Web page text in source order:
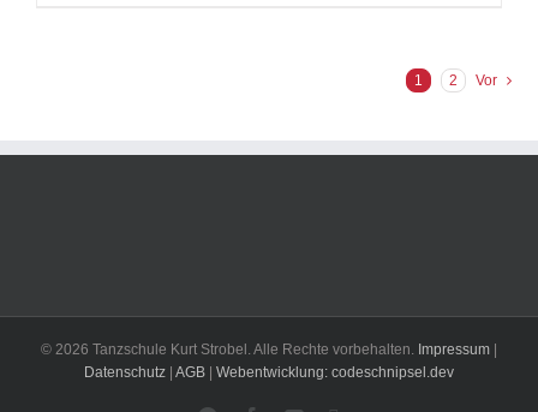
1 2 Vor
© 2026 Tanzschule Kurt Strobel. Alle Rechte vorbehalten. Impressum
Datenschutz AGB Webentwicklung: codeschnipsel.dev